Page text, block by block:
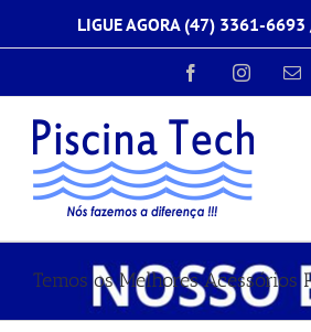
o
LIGUE AGORA (47) 3361-
FacebookInstagram
E-
Temos os Melhores Acessórios